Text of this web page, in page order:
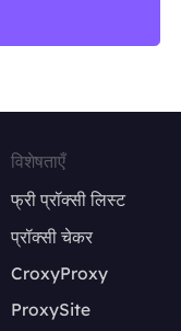
विशेषताएँ
फ्री प्रॉक्सी लिस्ट
प्रॉक्सी चेकर
CroxyProxy
ProxySite